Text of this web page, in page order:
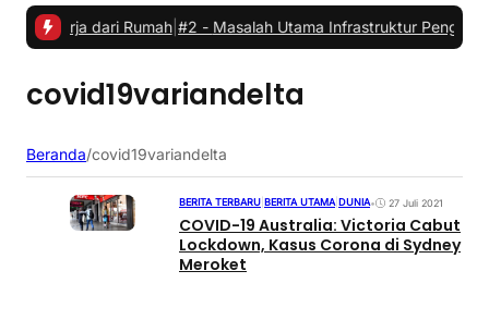
dari Rumah |#2 -Masalah Utama Infrastruktur Pengisian
covid19variandelta
Beranda/covid19variandelta
BERITA TERBARU BERITA UTAMA DUNIA• 27 Juli 2021
COVID-19 Australia: Victoria Cabut
Lockdown, Kasus Corona di Sydney
Meroket